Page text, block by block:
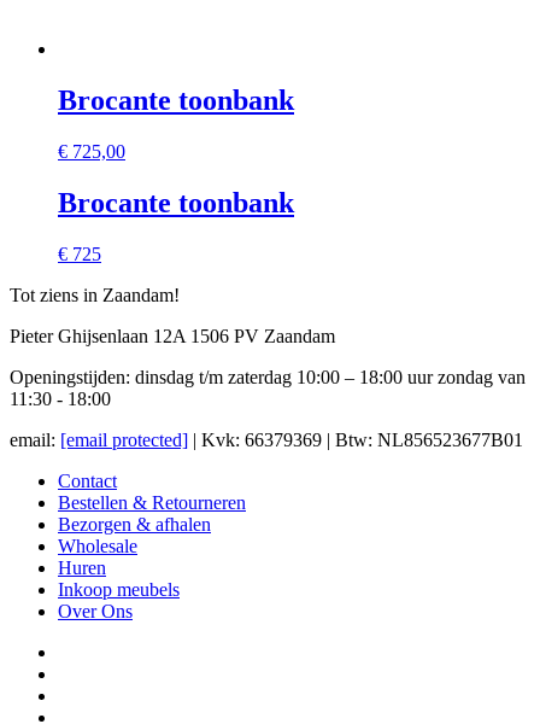
Brocante toonbank
€ 725,00
Brocante toonbank
€ 725
Tot ziens in Zaandam!
Pieter Ghijsenlaan 12A 1506 PV Zaandam
Openingstijden: dinsdag t/m zaterdag 10:00 – 18:00 uur zondag van
11:30 - 18:00
email: [email protected] | Kvk: 66379369 | Btw: NL856523677B01
Contact
Bestellen & Retourneren
Bezorgen & afhalen
Wholesale
Huren
Inkoop meubels
Over Ons